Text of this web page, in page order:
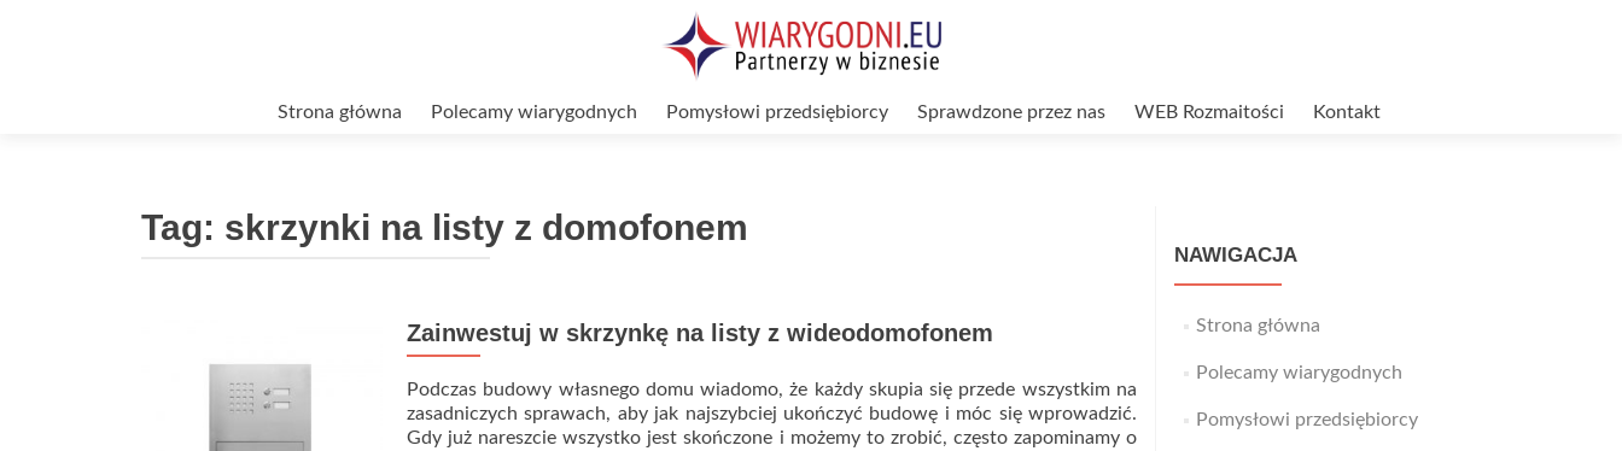
Strona główna Polecamy wiarygodnych Pomysłowi przedsiębiorcy Sprawdzone przez nas WEB Rozmaitości Kontakt
Tag: skrzynki na listy z domofonem
Zainwestuj w skrzynkę na listy z wideodomofonem
Podczas budowy własnego domu wiadomo, że każdy skupia się przede wszystkim na
zasadniczych sprawach, aby jak najszybciej ukończyć budowę i móc się wprowadzić.
Gdy już nareszcie wszystko jest skończone i możemy to zrobić, często zapominamy o
NAWIGACJA
Strona główna
Polecamy wiarygodnych
Pomysłowi przedsiębiorcy